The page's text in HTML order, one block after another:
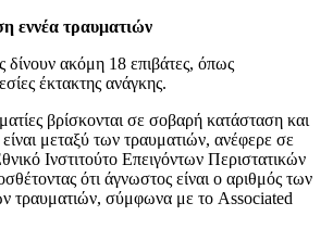
εννέα τραυματιών
δίνουν ακόμη 18 επιβάτες, όπως
έκτακτης ανάγκης.
βρίσκονται σε σοβαρή κατάσταση και
μεταξύ των τραυματιών, ανέφερε σε
Ινστιτούτο Επειγόντων Περιστατικών
ότι άγνωστος είναι ο αριθμός των
τραυματιών, σύμφωνα με το Associated